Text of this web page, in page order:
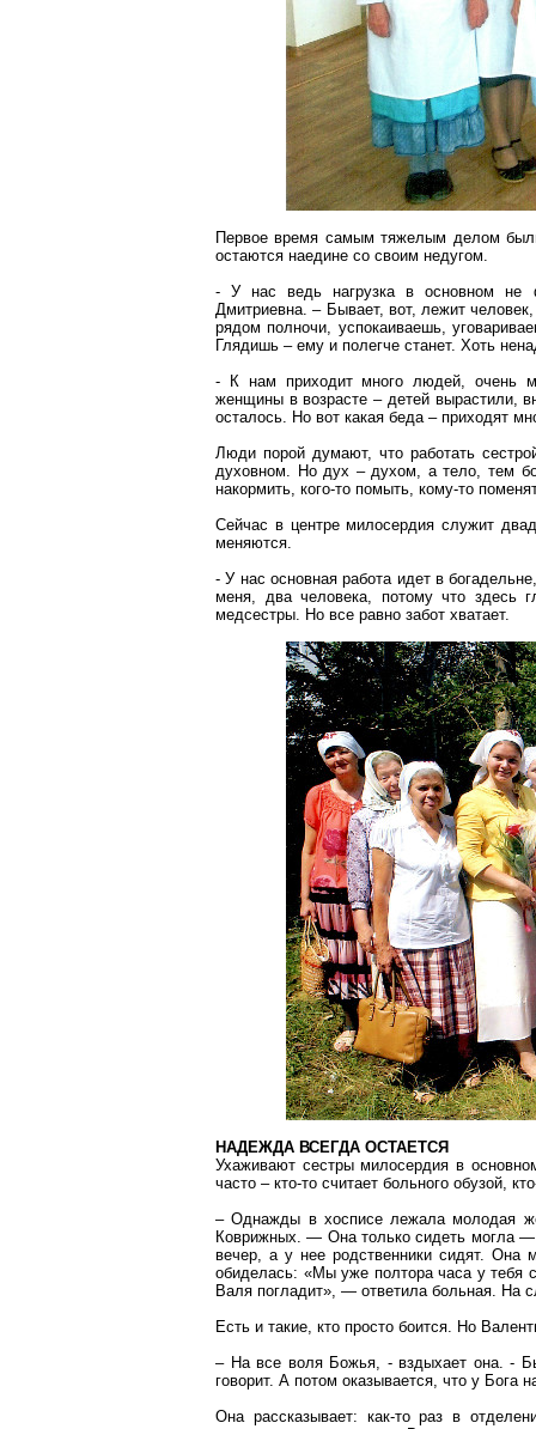
Первое время самым тяжелым делом
остаются наедине со своим недугом.
- У нас ведь нагрузка в основном не
Дмитриевна. – Бывает, вот, лежит
рядом полночи, успокаиваешь,
Глядишь – ему и полегче станет. Хоть
- К нам приходит много людей, очень
женщины в возрасте – детей вырастили,
осталось. Но вот какая беда – приходят
Люди порой думают, что работать
духовном. Но дух – духом, а тело, тем
накормить, кого-то помыть, кому-то
Сейчас в центре милосердия служит
меняются.
- У нас основная работа идет в
меня, два человека, потому что здесь
медсестры. Но все равно забот хватает.
НАДЕЖДА ВСЕГДА ОСТАЕТСЯ
Ухаживают сестры милосердия в
часто – кто-то считает больного обузой,
– Однажды в хосписе лежала молодая
Коврижных. — Она только сидеть могла —
вечер, а у нее родственники сидят. Она
обиделась: «Мы уже полтора часа у тебя
Валя погладит», — ответила больная. На
Есть и такие, кто просто боится. Но
– На все воля Божья, - вздыхает она. -
говорит. А потом оказывается, что у Бога
Она рассказывает: как-то раз в